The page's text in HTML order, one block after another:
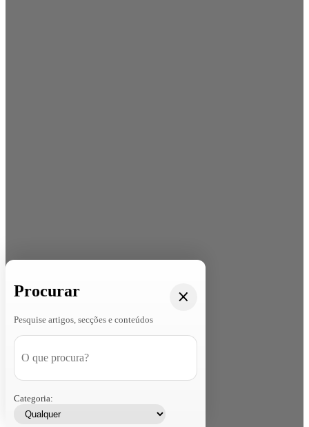
Procurar
Pesquise artigos, secções e conteúdos
Categoria: